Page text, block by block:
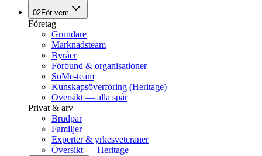
02För vem
Företag
Grundare
Marknadsteam
Byråer
Förbund & organisationer
SoMe-team
Kunskapsöverföring (Heritage)
Översikt — alla spår
Privat & arv
Brudpar
Familjer
Experter & yrkesveteraner
Översikt — Heritage